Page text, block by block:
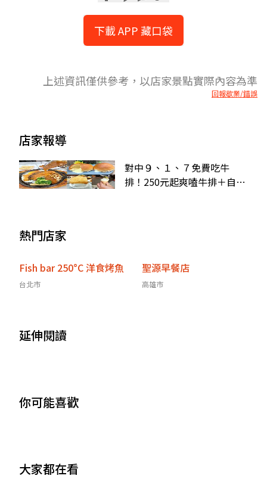
下載 APP 藏口袋
上述資訊僅供參考，以店家景點實際內容為準
回報歇業/錯誤
店家報導
對中９、１、７免費吃牛
排！250元起爽嗑牛排＋自助
熱門店家
Fish bar 250°C 洋食烤魚
台北市
聖源早餐店
高雄市
延伸閱讀
你可能喜歡
大家都在看